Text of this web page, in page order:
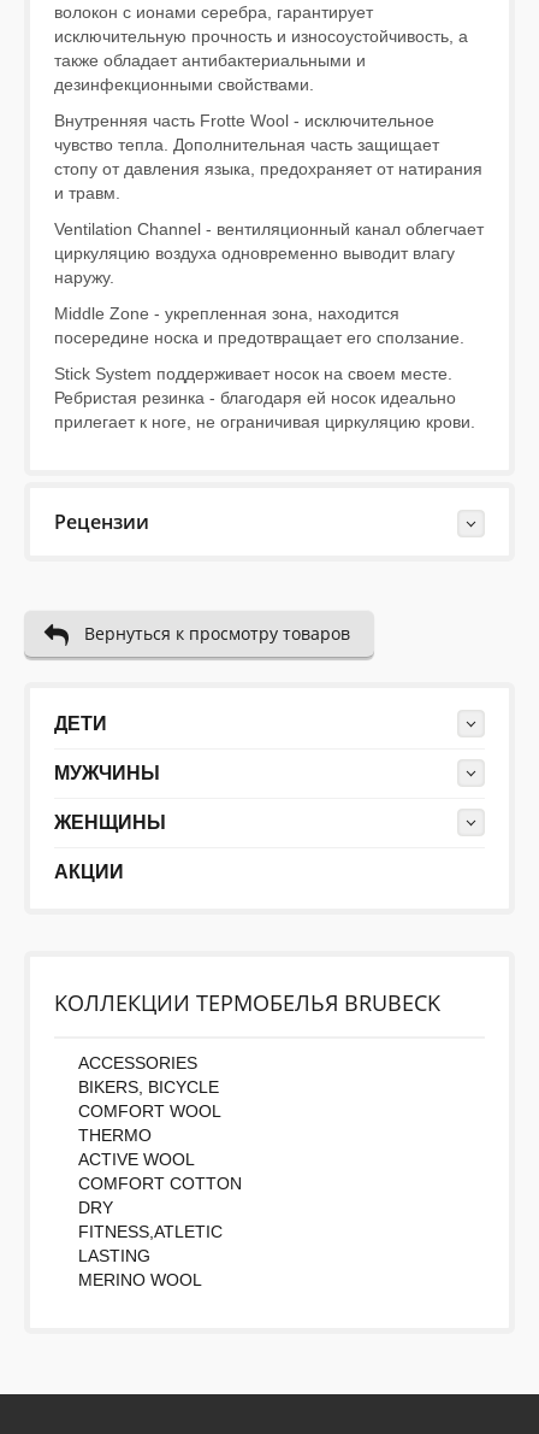
волокон с ионами серебра, гарантирует
исключительную прочность и износоустойчивость, а
также обладает антибактериальными и
дезинфекционными свойствами.
Внутренняя часть Frotte Wool - исключительное
чувство тепла. Дополнительная часть защищает
стопу от давления языка, предохраняет от натирания
и травм.
Ventilation Channel - вентиляционный канал облегчает
циркуляцию воздуха одновременно выводит влагу
наружу.
Middle Zone - укрепленная зона, находится
посередине носка и предотвращает его сползание.
Stick System поддерживает носок на своем месте.
Ребристая резинка - благодаря ей носок идеально
прилегает к ноге, не ограничивая циркуляцию крови.
Рецензии
Еще нет отзывов об этом товаре.
макс. 2000 знаков)
Вернуться к просмотру товаров
ДЕТИ
МУЖЧИНЫ
ЖЕНЩИНЫ
АКЦИИ
KОЛЛЕКЦИИ ТЕРМОБЕЛЬЯ BRUBECK
ACCESSORIES
BIKERS, BICYCLE
COMFORT WOOL
THERMO
ACTIVE WOOL
COMFORT COTTON
DRY
FITNESS,ATLETIC
LASTING
MERINO WOOL